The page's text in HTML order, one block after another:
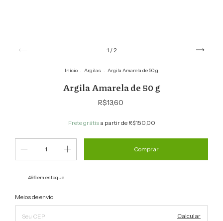
1 /2
Início . Argilas . Argila Amarela de 50 g
Argila Amarela de 50 g
R$13,60
Frete grátis a partir de R$150,00
496em estoque
Entregas para o CEP:
Meios de envio
Calcular